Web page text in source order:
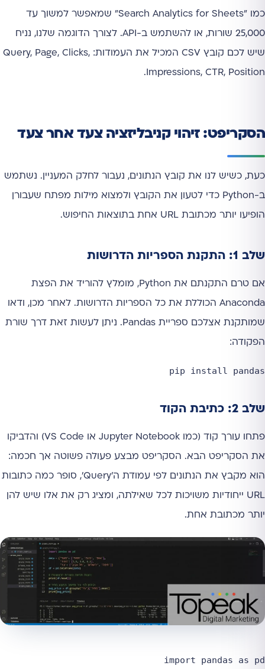
כמו "Search Analytics for Sheets" שמאפשר למשוך עד
25,000 שורות, או להשתמש ב-API. לצורך הדוגמה שלנו, נניח
שיש לכם קובץ CSV המכיל את העמודות: Query, Page, Clicks,
Impressions, CTR, Position.
הסקריפט: זיהוי קניבליזציה צעד אחר צעד
כעת, כשיש לנו את קובץ הנתונים, נעבור לחלק המעניין. נשתמש
ב-Python כדי לטעון את הקובץ ולמצוא מילות מפתח שעבורן
הופיעו יותר מכתובת URL אחת בתוצאות החיפוש.
שלב 1: התקנת הספריות הדרושות
אם טרם התקנתם את Python, מומלץ להוריד את הפצת
Anaconda הכוללת את כל הספריות הדרושות. לאחר מכן, ודאו
שמותקנת אצלכם ספריית Pandas. ניתן לעשות זאת דרך שורת
הפקודה:
pip install pandas
שלב 2: כתיבת הקוד
פתחו עורך קוד (כמו Jupyter Notebook או VS Code) והדביקו
את הסקריפט הבא. הסקריפט מבצע פעולה פשוטה אך חכמה:
הוא מקבץ את הנתונים לפי עמודת ה'Query', סופר כמה כתובות
URL ייחודיות משויכות לכל שאילתה, ומציג רק את אלו שיש להן
יותר מכתובת אחת.